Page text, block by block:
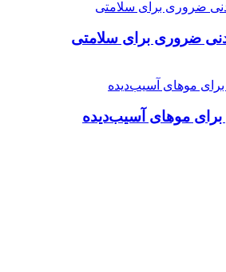
ضروری برای سلامتی
برای موهای آسیب‌دیده